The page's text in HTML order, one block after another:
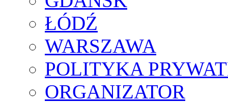
ŁÓDŹ
WARSZAWA
POLITYKA
ORGANIZATOR